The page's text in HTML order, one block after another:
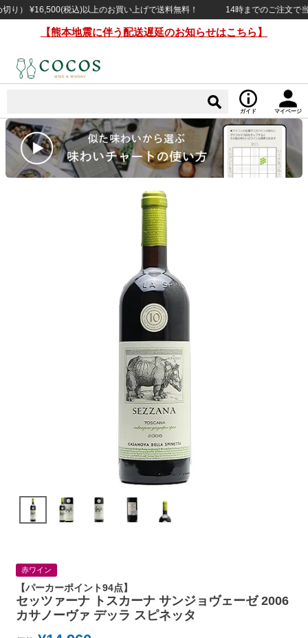
） ¥16,500(税込)以上のお買い上げで送料無料！ 14時までのご注文で当
【熊本地震に伴う配送遅延のお知らせはこちら】
ガイド マイページ
赤ワイン
【パーカーポイント94点】
セッツァーナ トスカーナ サンジョヴェーゼ 2006
カサノーヴァ デッラ スピネッタ